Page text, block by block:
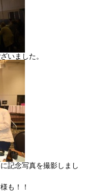
いました。
記念写真を撮影しまし
も！！